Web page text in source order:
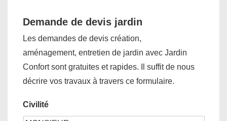
Demande de devis jardin
Les demandes de devis création,
aménagement, entretien de jardin avec Jardin
Confort sont gratuites et rapides. Il suffit de nous
décrire vos travaux à travers ce formulaire.
Civilité